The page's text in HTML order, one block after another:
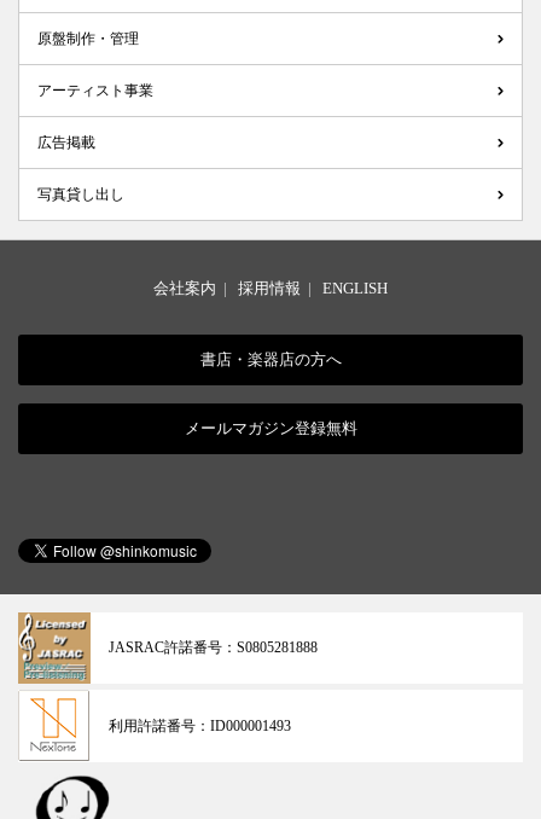
原盤制作・管理
アーティスト事業
広告掲載
写真貸し出し
会社案内 | 採用情報 | ENGLISH
書店・楽器店の方へ
メールマガジン登録無料
JASRAC許諾番号： S0805281888
利用許諾番号： ID000001493